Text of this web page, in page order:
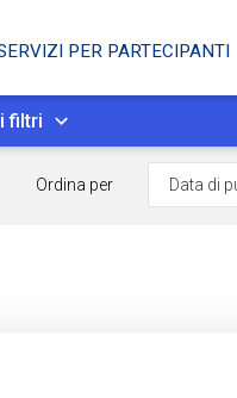
PER PARTECIPANTI
filtri
Ordina per